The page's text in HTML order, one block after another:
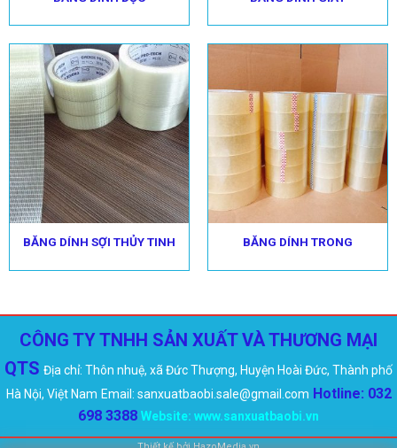
BĂNG DÍNH SỢI THỦY TINH BĂNG DÍNH TRONG
CÔNG TY TNHH SẢN XUẤT VÀ THƯƠNG MẠI
QTS Địa chỉ: Thôn nhuệ, xã Đức Thượng, Huyện Hoài Đức, Thành phố
Hà Nội, Việt Nam Email: sanxuatbaobi.sale@gmail.com Hotline: 032
698 3388 Website: www.sanxuatbaobi.vn